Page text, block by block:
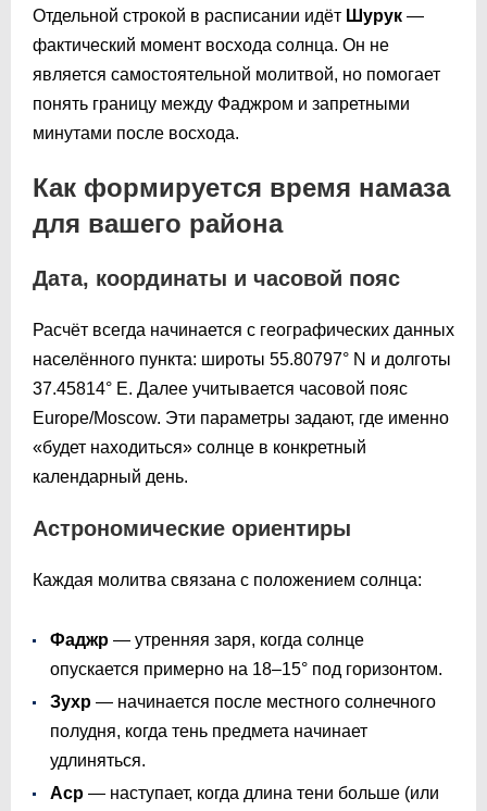
Отдельной строкой в расписании идёт Шурук —
фактический момент восхода солнца. Он не
является самостоятельной молитвой, но помогает
понять границу между Фаджром и запретными
минутами после восхода.
Как формируется время намаза
для вашего района
Дата, координаты и часовой пояс
Расчёт всегда начинается с географических данных
населённого пункта: широты 55.80797° N и долготы
37.45814° E. Далее учитывается часовой пояс
Europe/Moscow. Эти параметры задают, где именно
«будет находиться» солнце в конкретный
календарный день.
Астрономические ориентиры
Каждая молитва связана с положением солнца:
Фаджр — утренняя заря, когда солнце
опускается примерно на 18–15° под горизонтом.
Зухр — начинается после местного солнечного
полудня, когда тень предмета начинает
удлиняться.
Аср — наступает, когда длина тени больше (или